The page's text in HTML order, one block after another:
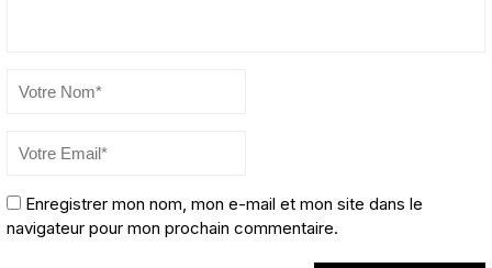
Enregistrer mon nom, mon e-mail et mon site dans le
navigateur pour mon prochain commentaire.